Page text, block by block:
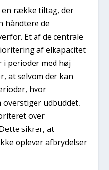
række tiltag, der
håndtere de
Et af de centrale
af elkapacitet
perioder med høj
at selvom der kan
hvor
udbuddet,
over
sikrer, at
oplever afbrydelser